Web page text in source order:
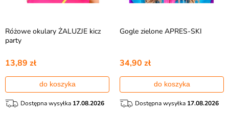
Różowe okulary ŻALUZJE kicz
party
13,89 zł
do koszyka
Dostępna wysyłka 17.08.2026
Gogle zielone APRES-SKI
34,90 zł
do koszyka
Dostępna wysyłka 17.08.2026